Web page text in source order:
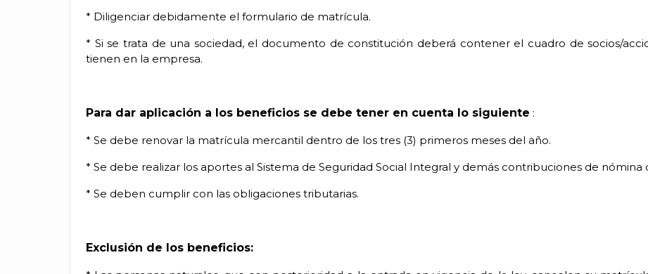
* Diligenciar debidamente el formulario de matrícula.
* Si se trata de una sociedad, el documento de constitución deberá contener el cuadro de socios/
tienen en la empresa.
Para dar aplicación a los beneficios se debe tener en cuenta lo siguiente :
* Se debe renovar la matrícula mercantil dentro de los tres (3) primeros meses del año.
* Se debe realizar los aportes al Sistema de Seguridad Social Integral y demás contribuciones de nómina
* Se deben cumplir con las obligaciones tributarias.
Exclusión de los beneficios: